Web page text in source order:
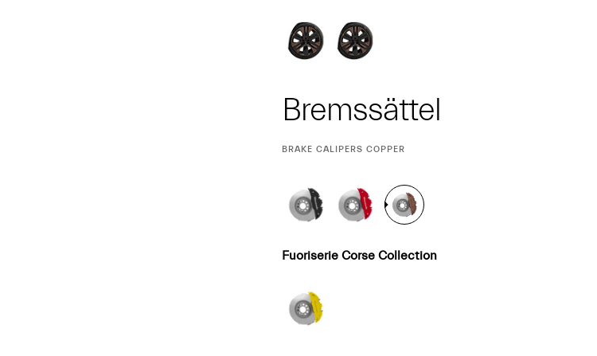
Bremssättel
CURRENT
BRAKE CALIPERS COPPER
Fuoriserie Corse Collection